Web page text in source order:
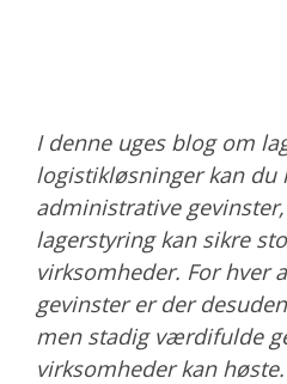
I denne uges blog om
logistikløsninger kan
administrative
lagerstyring kan sikre
virksomheder. For hver
gevinster er der
men stadig værdifulde
virksomheder kan